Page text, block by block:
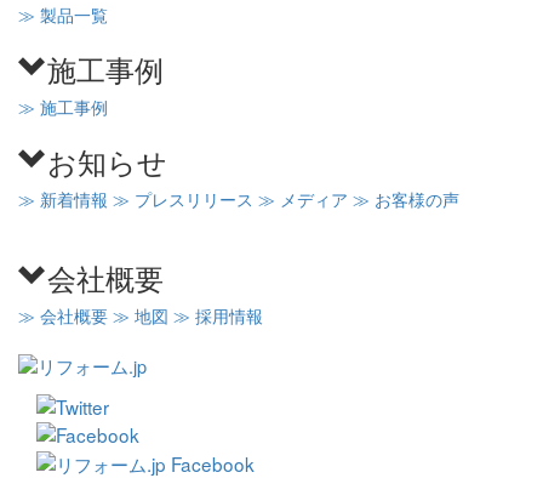
≫ 製品一覧
施工事例
≫ 施工事例
お知らせ
≫ 新着情報 ≫ プレスリリース ≫ メディア ≫ お客様の声
会社概要
≫ 会社概要 ≫ 地図 ≫ 採用情報